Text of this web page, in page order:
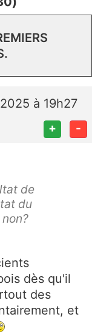
à 19h27
+ -
de
du
dès qu'il
des
et